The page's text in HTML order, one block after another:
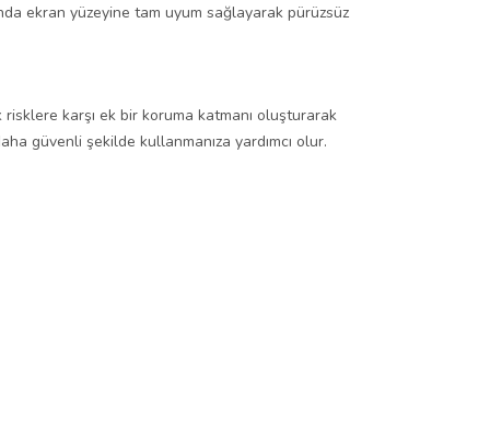
ekran yüzeyine tam uyum sağlayarak pürüzsüz
karşı ek bir koruma katmanı oluşturarak
güvenli şekilde kullanmanıza yardımcı olur.